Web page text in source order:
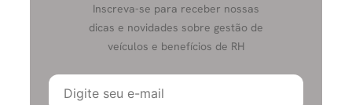
Inscreva-se para receber nossas
dicas e novidades sobre gestão de
veículos e benefícios de RH